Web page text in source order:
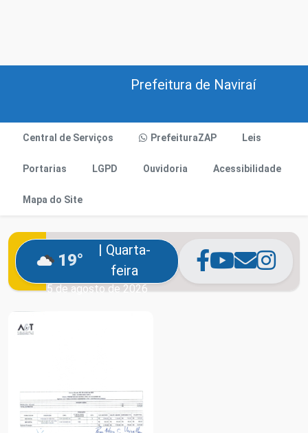
Prefeitura de Naviraí
Central de Serviços PrefeituraZAP Leis
Portarias LGPD Ouvidoria Acessibilidade
Mapa do Site
19°
| Quarta-
feira
5 de agosto de 2026